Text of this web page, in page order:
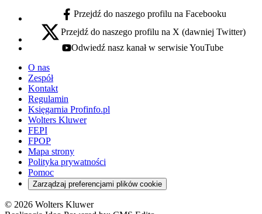
facebook - otwiera się w nowej karcie
Przejdź do naszego profilu na Facebooku
x - otwiera się w nowej karcie
Przejdź do naszego profilu na X (dawniej Twitter)
youtube - otwiera się w nowej karcie
Odwiedź nasz kanał w serwisie YouTube
O nas
Zespół
Kontakt
Regulamin
Księgarnia Profinfo.pl
Wolters Kluwer
FEPI
FPOP
Mapa strony
Polityka prywatności
Pomoc
Zarządzaj preferencjami plików cookie
© 2026 Wolters Kluwer